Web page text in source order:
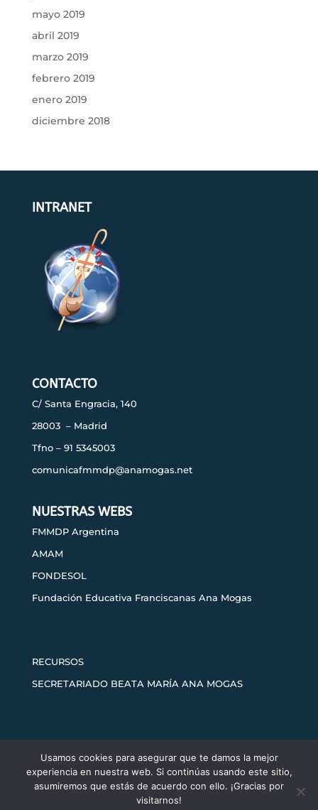
mayo 2019
abril 2019
marzo 2019
febrero 2019
enero 2019
diciembre 2018
INTRANET
CONTACTO
C/ Santa Engracia, 140
28003 – Madrid
Tfno – 91 5345003
comunicafmmdp@anamogas.net
NUESTRAS WEBS
FMMDP Argentina
AMAM
FONDESOL
Fundación Educativa Franciscanas Ana Mogas
RECURSOS
SECRETARIADO BEATA MARÍA ANA MOGAS
Aviso legal
Política de privacidad
Política de cookies
Usamos cookies para asegurar que te damos la mejor
experiencia en nuestra web. Si continúas usando este sitio,
asumiremos que estás de acuerdo con ello. ¡Gracias por
visitarnos!